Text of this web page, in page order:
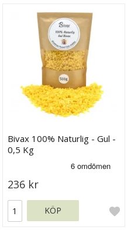
Bivax 100% Naturlig - Gul -
0,5 Kg
236 kr
KÖP